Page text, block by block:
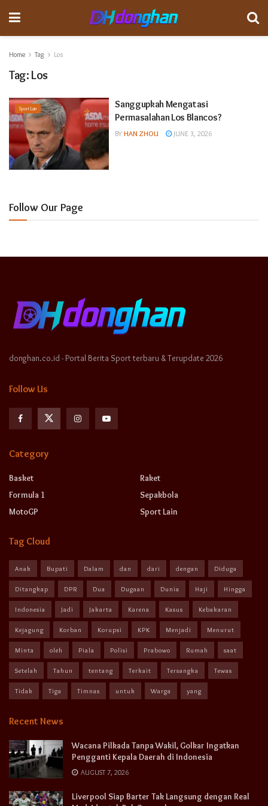
Home Tag Los
Tag: Los
Sport Lain
Sanggupkah Mengatasi
Permasalahan Los Blancos?
BY HAN ZHOU JUNE 3, 2026
Follow Our Page
donghan.co.id - Portal Berita Sport terbaru & Terupdate 2026
Follow Us
Category
Basket
Formula 1
MotoGP
Raket
Sepakbola
Sport Lain
Tag Cloud
Anak Bupati Dalam dan dari dengan Diduga
Ditangkap DPR Dua Dugaan Dunia Haji Hingga
Indonesia Jadi Jakarta Karena Kasus Kebakaran
Kejagung Korban Korupsi KPK Menjadi Menurut
Minta oleh Piala Polisi Prabowo Rumah saat
Setelah Tahun tentang Terkait Tersangka Tewas
Tidak Tiga Timnas untuk Warga yang
Recent News
Wacana Pilkada Tanpa Wakil, Golkar Ingatkan
Pengganti Kepala Daerah di Indonesia
AUGUST 7, 2026
Liverpool Siap Barter Tak Langsung dengan Real